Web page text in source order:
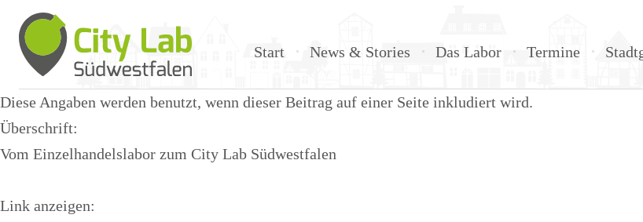
Start News & Stories Das Labor Termine
Diese Angaben werden benutzt, wenn dieser Beitrag auf einer Seite inkludiert wird.
Überschrift:
Vom Einzelhandelslabor zum City Lab Südwestfalen
Link anzeigen: